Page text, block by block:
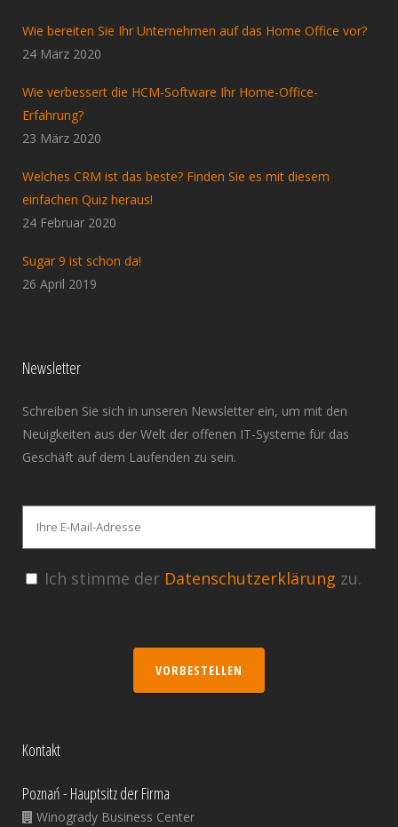
Wie bereiten Sie Ihr Unternehmen auf das Home Office vor?
24 März 2020
Wie verbessert die HCM-Software Ihr Home-Office-
Erfahrung?
23 März 2020
Welches CRM ist das beste? Finden Sie es mit diesem
einfachen Quiz heraus!
24 Februar 2020
Sugar 9 ist schon da!
26 April 2019
Newsletter
Schreiben Sie sich in unseren Newsletter ein, um mit den
Neuigkeiten aus der Welt der offenen IT-Systeme für das
Geschäft auf dem Laufenden zu sein.
Ich stimme der Datenschutzerklärung zu.
VORBESTELLEN
Kontakt
Poznań - Hauptsitz der Firma
Winogrady Business Center